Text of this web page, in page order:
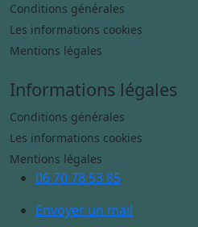
Conditions générales
Les informations cookies
Mentions légales
Informations légales
Conditions générales
Les informations cookies
Mentions légales
06 70 78 53 85
Envoyer un mail